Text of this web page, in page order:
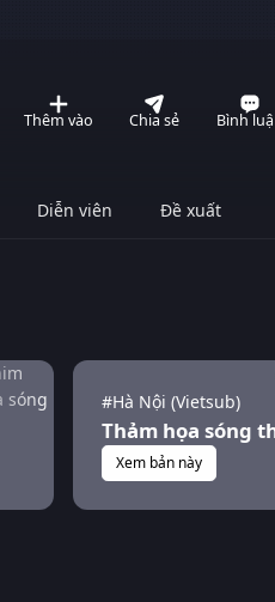
Thêm vào Chia sẻ Bình
Diễn viên Đề xuất
#Hà Nội (Vietsub)
Thảm họa sóng
Xem bản này